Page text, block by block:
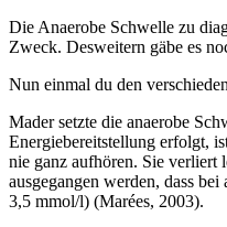
Die Anaerobe Schwelle zu
Zweck. Desweitern gäbe es
Nun einmal du den
Mader setzte die anaerobe
Energiebereitstellung erfolgt,
nie ganz aufhören. Sie verliert
ausgegangen werden, dass
3,5 mmol/l) (Marées, 2003).